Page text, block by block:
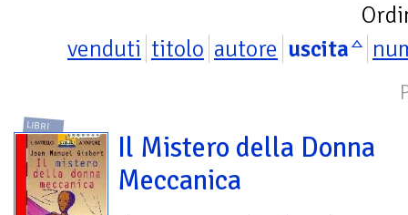
venduti titolo autore uscita
LIBRI
Il Mistero della Donna
Meccanica